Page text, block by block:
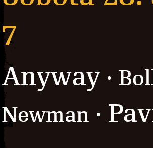
7
Anyway ·
Newman ·